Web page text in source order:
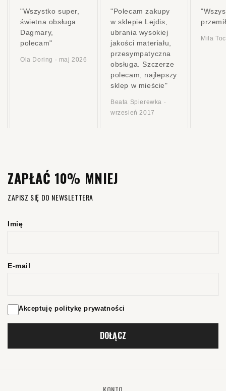
"Wszystko super,
świetna obsługa
Dagmary,
polecam"
Ola Doring · maj 2026
"Polecam zakupy
w sklepie Lejdis,
ubrania wysokiej
jakości materiału,
przesympatyczna
obsługa. Szczerze
polecam, najlepszy
sklep w mieście"
Beata Spierewka ·
wrzesień 2017
Mila
ZAPŁAĆ 10% MNIEJ
ZAPISZ SIĘ DO NEWSLETTERA
Imię
E-mail
Akceptuję politykę prywatności
DOŁĄCZ